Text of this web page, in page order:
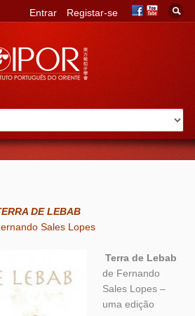
Entrar Registar-se
DE LEBAB
Sales Lopes
Terra de Lebab
de Fernando
Sales Lopes –
uma edição